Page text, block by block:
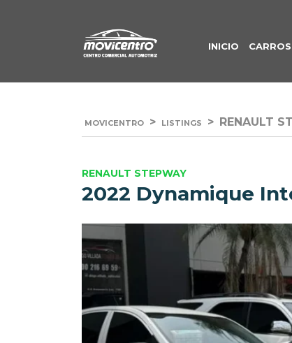
INICIO CARROS
MOVICENTRO > LISTINGS > RENAULT
RENAULT STEPWAY
2022 Dynamique